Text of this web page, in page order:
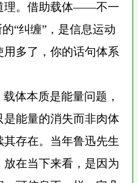
理。借助载体——不一
“纠缠”，是信息运动
多了，你的话句体系
体本质是能量问题，
能量的消失而非肉体
存在。当年鲁迅先生
在当下来看，是因为